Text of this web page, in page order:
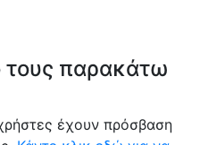
τους παρακάτω
έχουν πρόσβαση